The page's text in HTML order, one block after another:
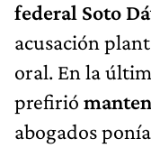
federal Soto
acusación
oral. En la
prefirió
abogados